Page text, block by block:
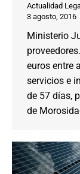
Actualidad
3 agosto, 2016
Ministerio
euros entre
servicios e
de 57 días,
de